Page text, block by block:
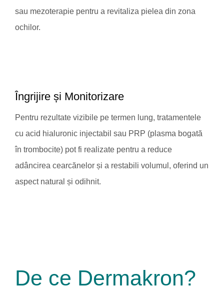
sau mezoterapie pentru a revitaliza pielea din zona
ochilor.
Îngrijire și Monitorizare
Pentru rezultate vizibile pe termen lung, tratamentele
cu acid hialuronic injectabil sau PRP (plasma bogată
în trombocite) pot fi realizate pentru a reduce
adâncirea cearcănelor și a restabili volumul, oferind un
aspect natural și odihnit.
De ce Dermakron?